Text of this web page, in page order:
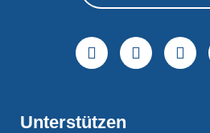
Unterstützen